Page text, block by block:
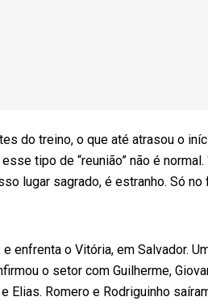
do treino, o que até atrasou o
tipo de “reunião” não é normal.
lugar sagrado, é estranho. Só no
enfrenta o Vitória, em Salvador.
o setor com Guilherme,
Elias. Romero e Rodriguinho